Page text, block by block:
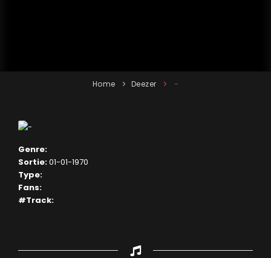
Home Deezer -
Genre:
Sortie:01-01-1970
Type:
Fans:
#Track: